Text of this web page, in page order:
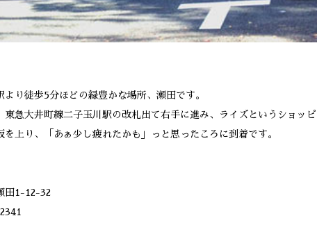
より徒歩5分ほどの緑豊かな場所、瀬田です。
東急大井町線二子玉川駅の改札出て右手に進み、ライズというショッ
を上り、「あぁ少し疲れたかも」っと思ったころに到着です。
田1-12-32